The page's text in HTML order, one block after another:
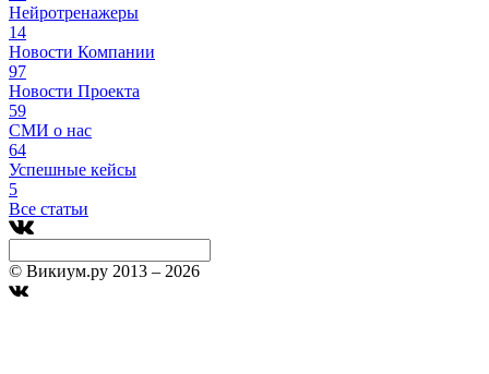
Нейротренажеры
14
Новости Компании
97
Новости Проекта
59
СМИ о нас
64
Успешные кейсы
5
Все статьи
© Викиум.ру 2013 – 2026